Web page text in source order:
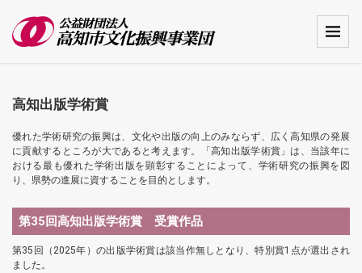
高知出版学術賞
優れた学術研究の振興は、文化や出版の向上のみならず、広く高知県の発展
に貢献するところが大であると考えます。「高知出版学術賞」は、当該年に
おける最も優れた学術出版を顕彰することによって、学術研究の振興を図
り、県勢の進展に資することを目的とします。
第35回高知出版学術賞 受賞作品
第35回（2025年）の出版学術賞は該当作無しとなり、特別賞1点が選出され
ました。